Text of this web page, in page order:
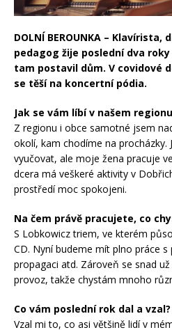
DOLNÍ BEROUNKA –
pedagog žije poslední dva
tam postavil dům. V covidové
se těší na koncertní pódia.
Jak se vám líbí v našem
Z regionu i obce samotné jsem
okolí, kam chodíme na procházky.
vyučovat, ale moje žena pracuje
dcera má veškeré aktivity v
prostředí moc spokojeni.
Na čem právě pracujete, co
S Lobkowicz triem, ve kterém
CD. Nyní budeme mít plno práce
propagaci atd. Zároveň se snad
provoz, takže chystám mnoho
Co vám poslední rok dal a vzal?
Vzal mi to, co asi většině lidí v